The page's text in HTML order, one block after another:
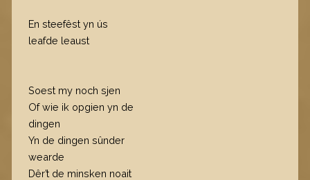
En steefêst yn ús
leafde leaust
Soest my noch sjen​​​​​
Of wie ik opgien yn de
dingen
Yn de dingen sûnder
wearde
Dêr’t de minsken noait